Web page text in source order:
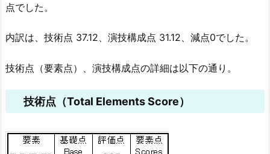
点でした。
内訳は、技術点 37.12、演技構成点 31.12、減点0でした。
技術点（要素点）、演技構成点の詳細は以下の通り。
技術点（Total Elements Score）